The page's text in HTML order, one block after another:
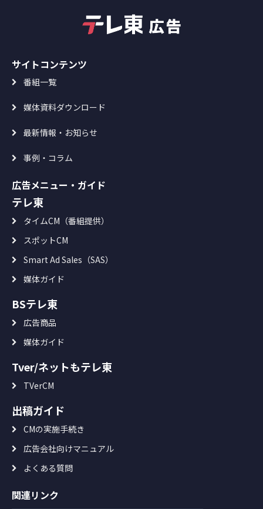
サイトコンテンツ
番組一覧
媒体資料ダウンロード
最新情報・お知らせ
事例・コラム
広告メニュー・ガイド
テレ東
タイムCM（番組提供）
スポットCM
Smart Ad Sales（SAS）
媒体ガイド
BSテレ東
広告商品
媒体ガイド
Tver/ネットもテレ東
TVerCM
出稿ガイド
CMの実施手続き
広告会社向けマニュアル
よくある質問
関連リンク